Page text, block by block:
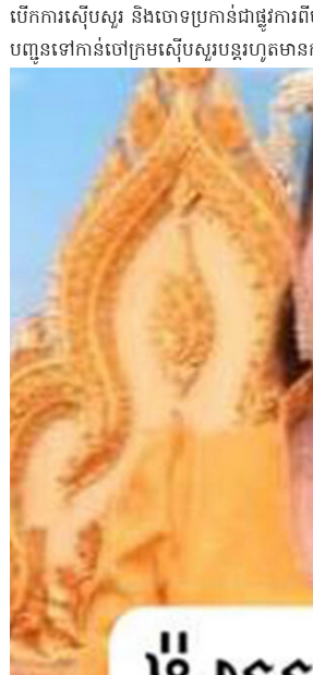
បើក​ការ​ស៊ើបសួរ និង​ចោទប្រកាន់​ជា​ផ្លូវក
បញ្ជូន​ទៅកាន់​ចៅក្រម​ស៊ើបសួរ​បន្ត​រហូត​មាន